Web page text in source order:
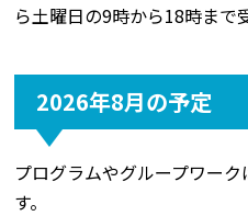
ら土曜日の9時から18時まで
2026年8月の予定
プログラムやグループワー
す。